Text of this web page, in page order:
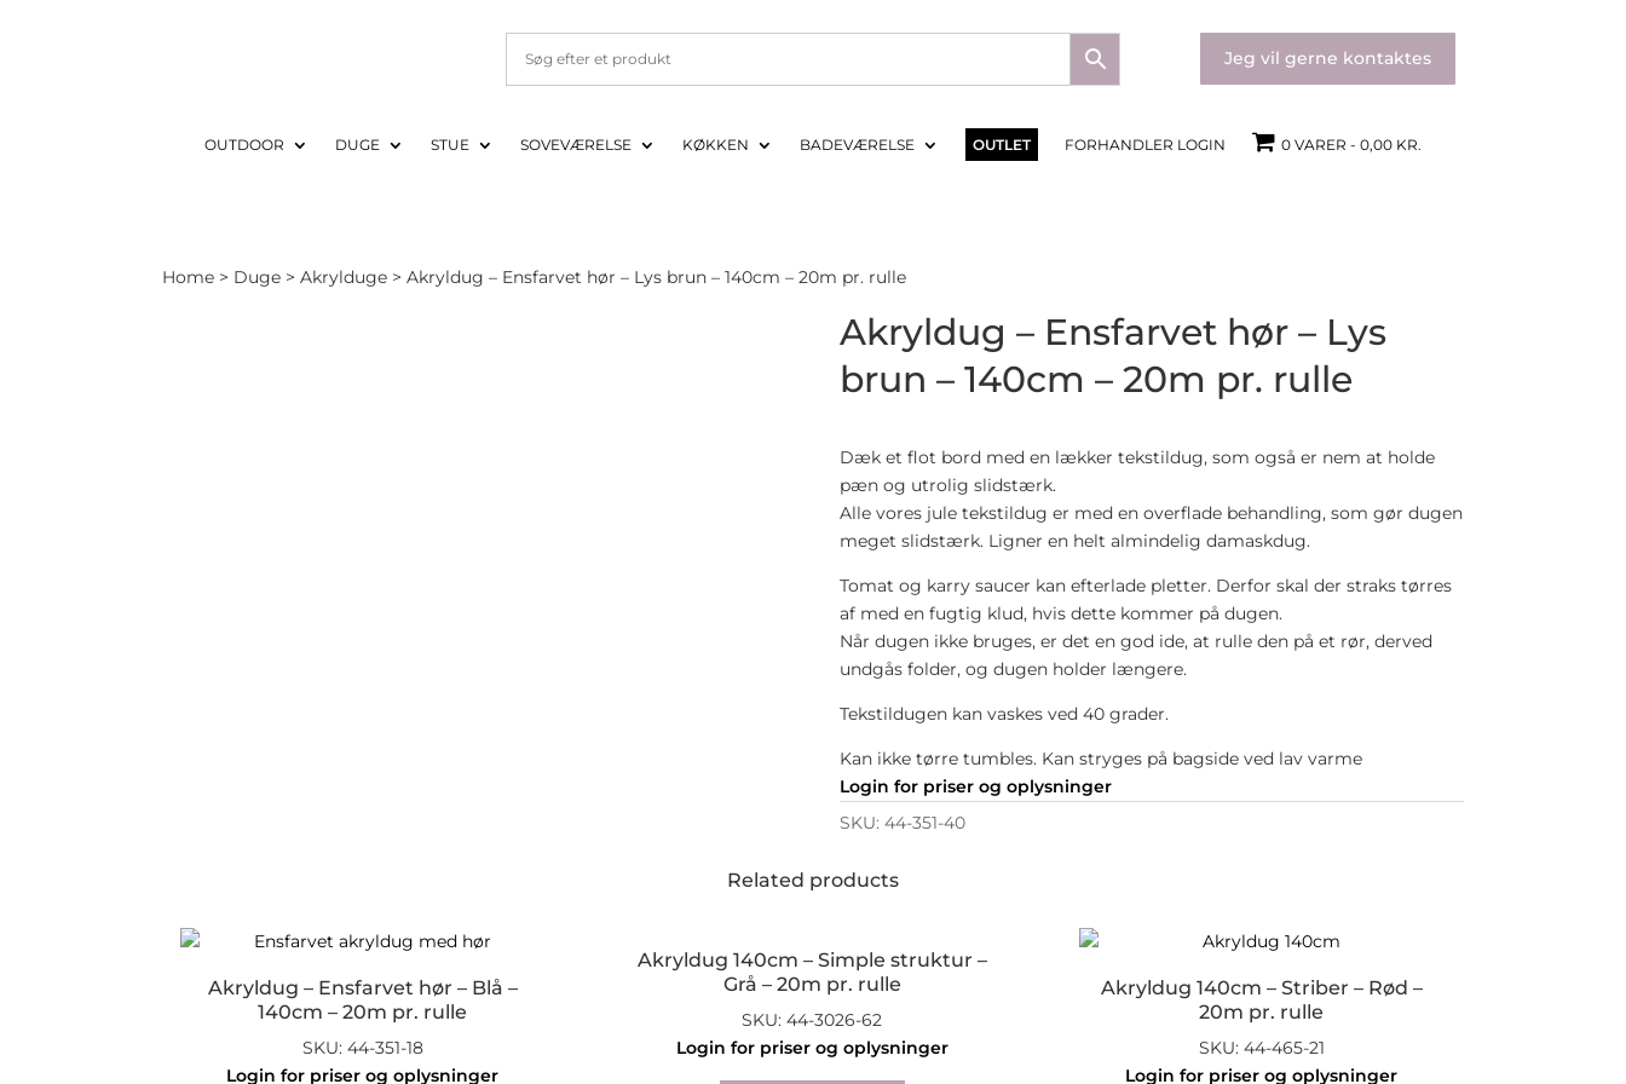
Jeg vil gerne kontaktes
OUTDOOR DUGE STUE SOVEVÆRELSE KØKKEN BADEVÆRELSE OUTLET FORHANDLER LOGIN 0 VARER 0,00 KR.
Home > Duge >Akrylduge > Akryldug – Ensfarvet hør – Lys brun – 140cm – 20m pr. rulle
Akryldug – Ensfarvet hør – Lys
brun – 140cm – 20m pr. rulle
Dæk et flot bord med en lækker tekstildug, som også er nem at holde
pæn og utrolig slidstærk.
Alle vores jule tekstildug er med en overflade behandling, som gør dugen
meget slidstærk. Ligner en helt almindelig damaskdug.
Tomat og karry saucer kan efterlade pletter. Derfor skal der straks tørres
af med en fugtig klud, hvis dette kommer på dugen.
Når dugen ikke bruges, er det en god ide, at rulle den på et rør, derved
undgås folder, og dugen holder længere.
Tekstildugen kan vaskes ved 40 grader.
Kan ikke tørre tumbles. Kan stryges på bagside ved lav varme
Login for priser og oplysninger
SKU: 44-351-40
Related products
Akryldug – Ensfarvet hør – Blå –
140cm – 20m pr. rulle
SKU: 44-351-18
Login for priser og oplysninger
Akryldug 140cm – Simple struktur –
Grå – 20m pr. rulle
SKU: 44-3026-62
Login for priser og oplysninger
Akryldug 140cm – Striber – Rød –
20m pr. rulle
SKU: 44-465-21
Login for priser og oplysninger